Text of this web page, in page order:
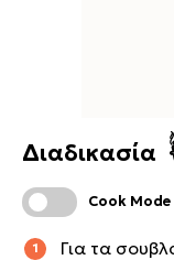
Διαδικασία
Cook Mode
Για τα